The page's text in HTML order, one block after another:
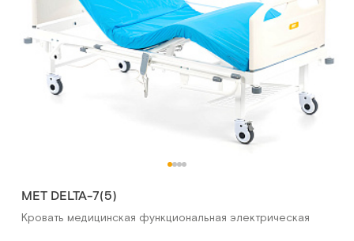
МЕТ DELTA-7(5)
Кровать медицинская функциональная электрическая